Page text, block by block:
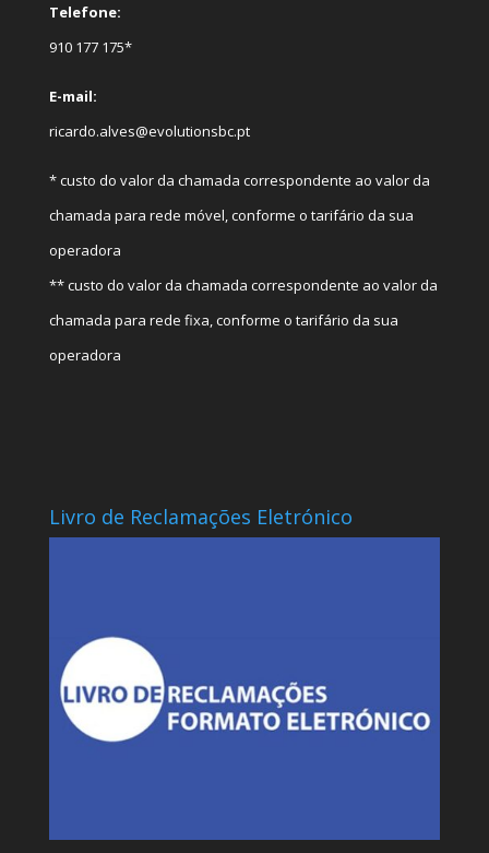
Telefone:
910 177 175*
E-mail:
ricardo.alves@evolutionsbc.pt
* custo do valor da chamada correspondente ao valor da
chamada para rede móvel, conforme o tarifário da sua
operadora
** custo do valor da chamada correspondente ao valor da
chamada para rede fixa, conforme o tarifário da sua
operadora
Livro de Reclamações Eletrónico